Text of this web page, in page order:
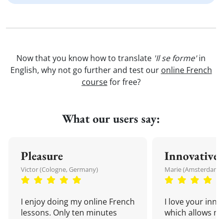
Now that you know how to translate 'Il se forme'in
English, why not go further and test our online French
coursefor free?
What our users say:
Pleasure
Victor (Cologne, Germany)
I enjoy doing my online French
lessons. Only ten minutes
Innovative
Marie
I love your
which allows